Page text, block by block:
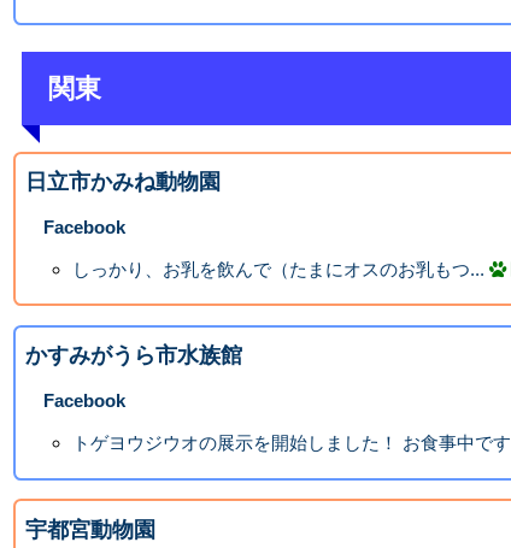
関東
日立市かみね動物園
Facebook
しっかり、お乳を飲んで（たまにオスのお乳もつ...
かすみがうら市水族館
Facebook
トゲヨウジウオの展示を開始しました！ お食事中です
宇都宮動物園